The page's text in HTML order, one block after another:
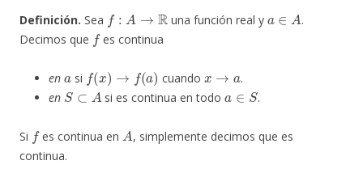
Definición. Sea
: →
una función real y
.
Decimos que
f
es continua
en si
(x → )
cuando
.
en
S⊂ A
si es continua en todo
a ∈
.
Si es continua en
A
, simplemente decimos que es
continua.